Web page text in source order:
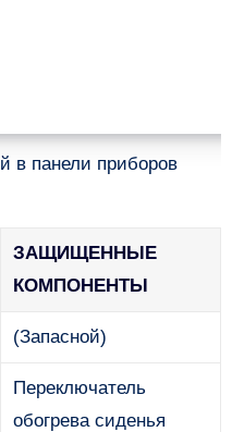
в панели приборов
ЗАЩИЩЕННЫЕ
КОМПОНЕНТЫ
(Запасной)
Переключатель
обогрева сиденья